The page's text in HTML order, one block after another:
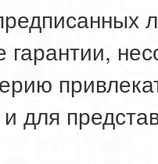
гарантии,
для